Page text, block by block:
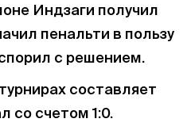
Индзаги получил
пенальти в пользу
с решением.
составляет
со счетом 1:0.